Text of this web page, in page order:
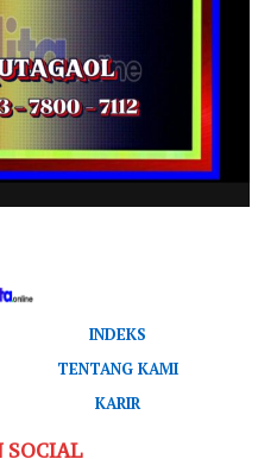
INDEKS
TENTANG KAMI
KARIR
SOCIAL